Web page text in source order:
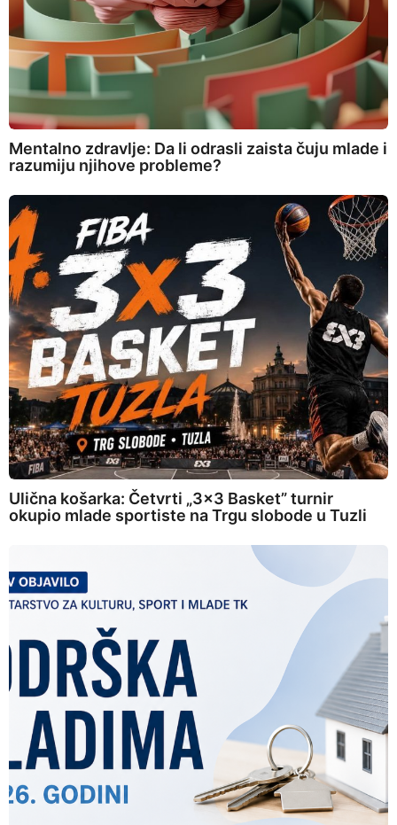
Mentalno zdravlje: Da li odrasli zaista čuju mlade i
razumiju njihove probleme?
Ulična košarka: Četvrti „3×3 Basket” turnir
okupio mlade sportiste na Trgu slobode u Tuzli